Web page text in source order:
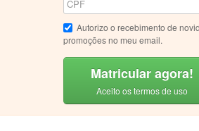
Autorizo o recebimento de
promoções no meu email.
Matricular agora!
Aceito os termos de uso